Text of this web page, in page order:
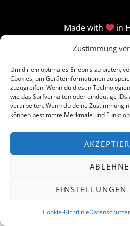
Zustimmung
Um dir ein optimales Erlebnis zu bieten,
Cookies, um Geräteinformationen zu
zuzugreifen. Wenn du diesen
wie das Surfverhalten oder eindeutige IDs
verarbeiten. Wenn du deine Zustimmung
können bestimmte Merkmale und
EINSTELLUNGEN
Cookie-Richtlinie
Made with in